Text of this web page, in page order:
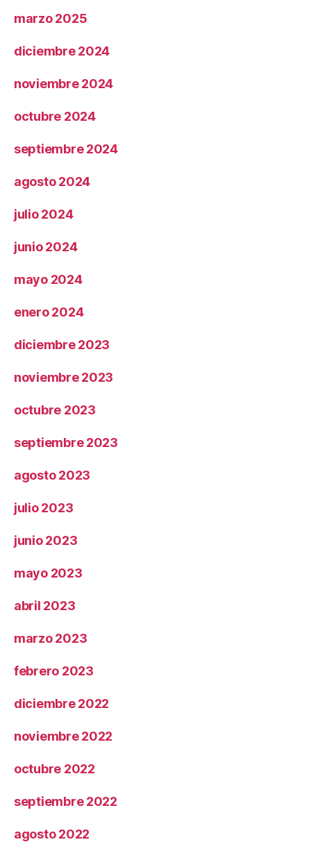
marzo 2025
diciembre 2024
noviembre 2024
octubre 2024
septiembre 2024
agosto 2024
julio 2024
junio 2024
mayo 2024
enero 2024
diciembre 2023
noviembre 2023
octubre 2023
septiembre 2023
agosto 2023
julio 2023
junio 2023
mayo 2023
abril 2023
marzo 2023
febrero 2023
diciembre 2022
noviembre 2022
octubre 2022
septiembre 2022
agosto 2022